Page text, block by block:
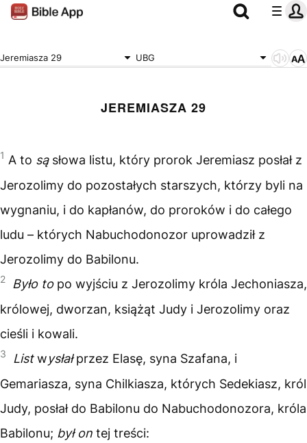
Jeremiasza 29 UBG
JEREMIASZA 29
1 A to sąsłowa listu, który prorok Jeremiasz posłał z
Jerozolimy do pozostałych starszych, którzy byli na
wygnaniu, i do kapłanów, do proroków i do całego
ludu – których Nabuchodonozor uprowadził z
Jerozolimy do Babilonu.
2 Było topo wyjściu z Jerozolimy króla Jechoniasza,
królowej, dworzan, książąt Judy i Jerozolimy oraz
cieśli i kowali.
3 Listwysłałprzez Elasę, syna Szafana, i
Gemariasza, syna Chilkiasza, których Sedekiasz, król
Judy, posłał do Babilonu do Nabuchodonozora, króla
Babilonu; był on tej treści: